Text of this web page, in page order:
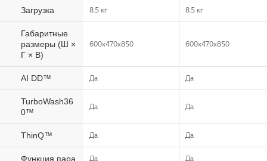
WM_1Загрузка
Габаритные
размеры (Ш ×
Г × В)
AI DD™
TurboWash36
0™
ThinQ™
Функция пара
WM_1
8.5 кг 8.5 кг
600x470x850 600x470x850
Да Да
Да Да
Да Да
Да Да